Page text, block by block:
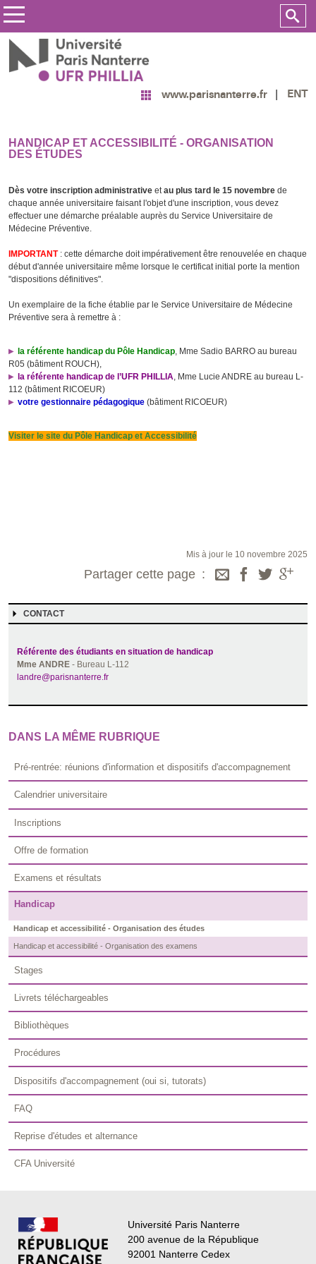
www.parisnanterre.fr ENT
HANDICAP ET ACCESSIBILITÉ - ORGANISATION
DES ÉTUDES
Dès votre inscription administrative etau plus tard le 15 novembre de
chaque année universitaire faisant l'objet d'une inscription, vous devez
effectuer une démarche préalable auprès du Service Universitaire de
Médecine Préventive.
IMPORTANT : cette démarche doit impérativement être renouvelée en chaque
début d'année universitaire même lorsque le certificat initial porte la mention
"dispositions définitives".
Un exemplaire de la fiche établie par le Service Universitaire de Médecine
Préventive sera à remettre à :
la référente handicap du Pôle Handicap, Mme Sadio BARRO au bureau
R05 (bâtiment ROUCH),
la référente handicap de l’UFR PHILLIA, Mme Lucie ANDRE au bureau L-
112 (bâtiment RICOEUR)
votre gestionnaire pédagogique(bâtiment RICOEUR)
Visiter le site du Pôle Handicap et Accessibilité
Mis à jour le 10 novembre 2025
Partager cette page
CONTACT
Référente des étudiants en situation de handicap
Mme ANDRE - Bureau L-112
landre@parisnanterre.fr
DANS LA MÊME RUBRIQUE
Pré-rentrée: réunions d'information et dispositifs d'accompagnement
Calendrier universitaire
Inscriptions
Offre de formation
Examens et résultats
Handicap
Handicap et accessibilité - Organisation des études
Handicap et accessibilité - Organisation des examens
Stages
Livrets téléchargeables
Bibliothèques
Procédures
Dispositifs d'accompagnement (oui si, tutorats)
FAQ
Reprise d'études et alternance
CFA Université
Université Paris Nanterre
200 avenue de la République
92001 Nanterre Cedex